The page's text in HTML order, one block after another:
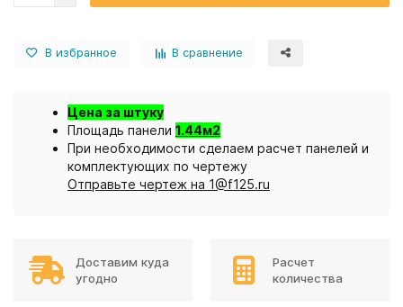
В избранное В сравнение
Цена за штуку
Площадь панели 1.44м2
При необходимости сделаем расчет панелей и
комплектующих по чертежу
Отправьте чертеж на 1@f125.ru
Доставим куда
угодно
Расчет
количества